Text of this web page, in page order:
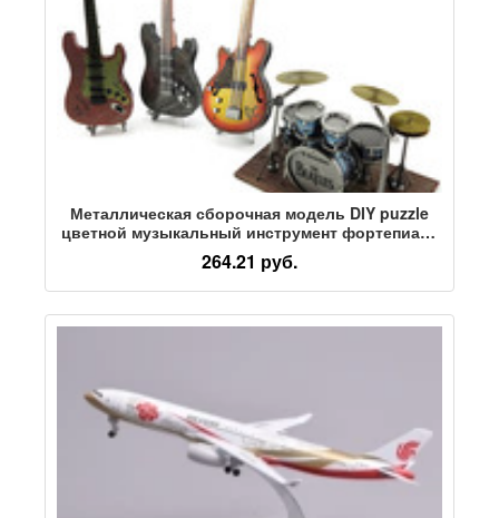
Металлическая сборочная модель DIY puzzle
цветной музыкальный инструмент фортепиано
гитара ударная установка виолончель бас
модель
264.21 руб.